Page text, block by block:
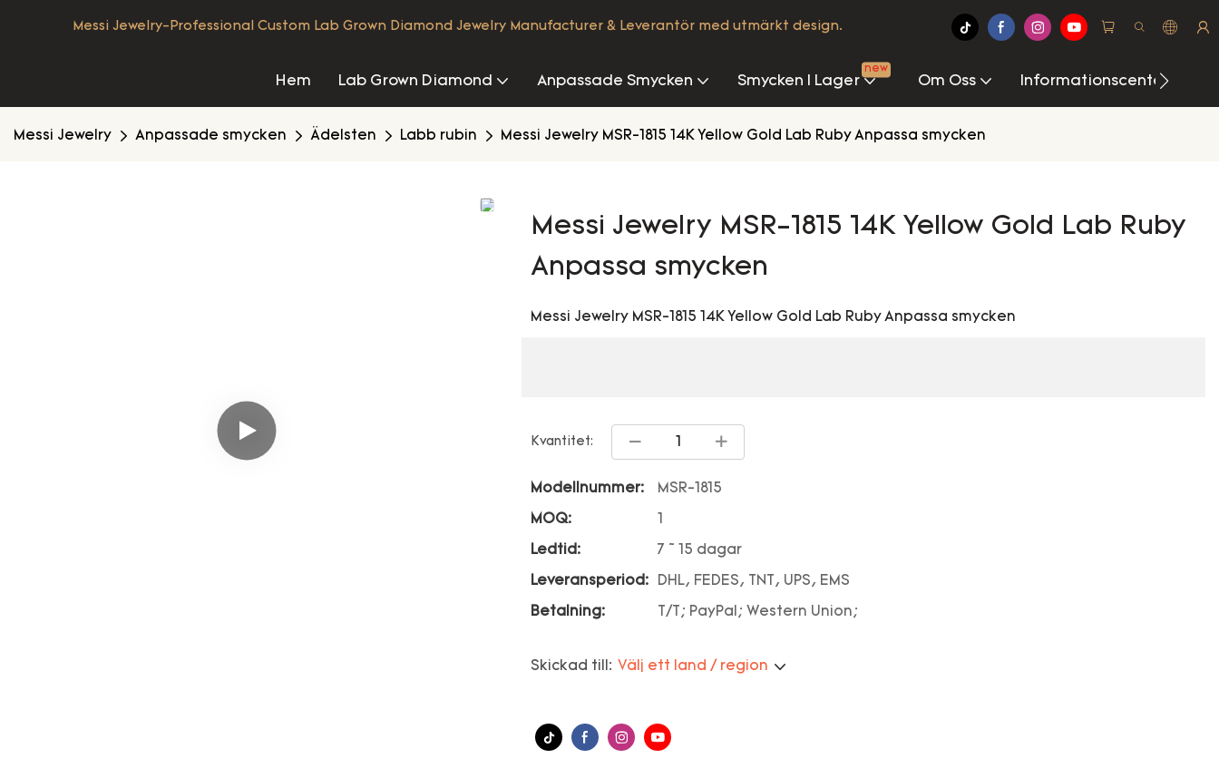
Messi Jewelry-Professional Custom Lab Grown Diamond Jewelry Manufacturer & Leverantör med utmärkt design.
Hem Lab Grown Diamond Anpassade Smycken Smycken I Lager
new
Om Oss Informationscenter
Messi Jewelry Anpassade smycken Ädelsten Labb rubin Messi Jewelry MSR-1815 14K Yellow Gold Lab Ruby Anpassa smycken
Messi Jewelry MSR-1815 14K Yellow Gold Lab Ruby
Anpassa smycken
Messi Jewelry MSR-1815 14K Yellow Gold Lab Ruby Anpassa smycken
Kvantitet:
Modellnummer: MSR-1815
MOQ: 1
Ledtid: 7 ~ 15 dagar
Leveransperiod: DHL, FEDES, TNT, UPS, EMS
Betalning: T/T; PayPal; Western Union;
Skickad till: Välj ett land / region